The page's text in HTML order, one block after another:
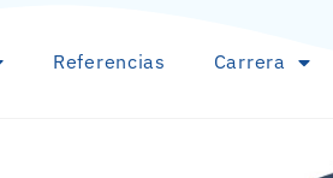
Referencias Carrera